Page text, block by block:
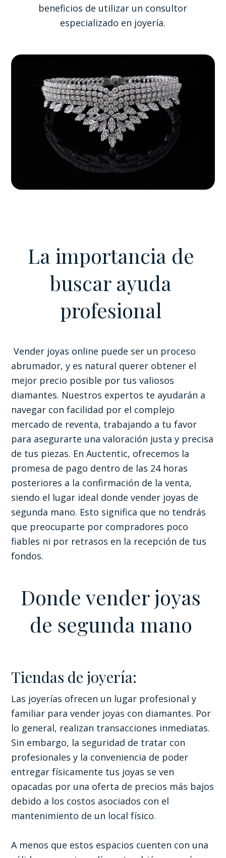
beneficios de utilizar un consultor
especializado en joyería.
La importancia de
buscar ayuda
profesional
Vender joyas online puede ser un proceso
abrumador, y es natural querer obtener el
mejor precio posible por tus valiosos
diamantes. Nuestros expertos te ayudarán a
navegar con facilidad por el complejo
mercado de reventa, trabajando a tu favor
para asegurarte una valoración justa y precisa
de tus piezas. En Auctentic, ofrecemos la
promesa de pago dentro de las 24 horas
posteriores a la confirmación de la venta,
siendo el lugar ideal donde vender joyas de
segunda mano. Esto significa que no tendrás
que preocuparte por compradores poco
fiables ni por retrasos en la recepción de tus
fondos.
Donde vender joyas
de segunda mano
Tiendas de joyería:
Las joyerías ofrecen un lugar profesional y
familiar para vender joyas con diamantes. Por
lo general, realizan transacciones inmediatas.
Sin embargo, la seguridad de tratar con
profesionales y la conveniencia de poder
entregar físicamente tus joyas se ven
opacadas por una oferta de precios más bajos
debido a los costos asociados con el
mantenimiento de un local físico.
A menos que estos espacios cuenten con una